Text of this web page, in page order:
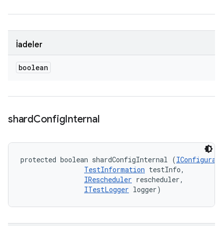
İadeler
boolean
shardConfigInternal
protected boolean shardConfigInternal (
TestInformation testInfo,
IRescheduler rescheduler,
ITestLogger logger)